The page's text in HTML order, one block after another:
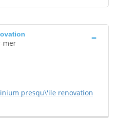
mer
presqu\'ile renovation